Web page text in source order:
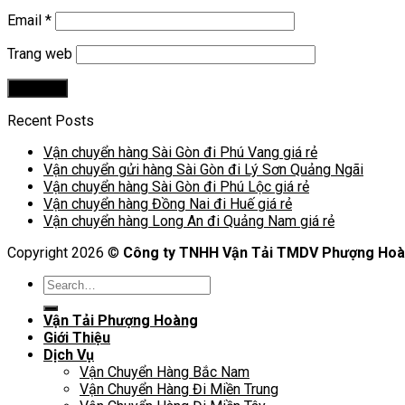
Email *
Trang web
Recent Posts
Vận chuyển hàng Sài Gòn đi Phú Vang giá rẻ
Vận chuyển gửi hàng Sài Gòn đi Lý Sơn Quảng Ngãi
Vận chuyển hàng Sài Gòn đi Phú Lộc giá rẻ
Vận chuyển hàng Đồng Nai đi Huế giá rẻ
Vận chuyển hàng Long An đi Quảng Nam giá rẻ
Copyright 2026 © Công ty TNHH Vận Tải TMDV Phượng
Vận Tải Phượng Hoàng
Giới Thiệu
Dịch Vụ
Vận Chuyển Hàng Bắc Nam
Vận Chuyển Hàng Đi Miền Trung